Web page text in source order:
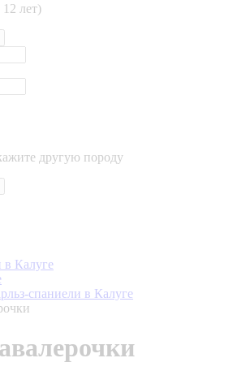
лет)
другую породу
Калуге
спаниели в Калуге